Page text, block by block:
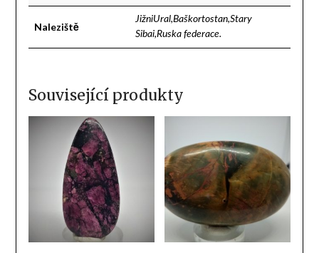
Naleziště
JižniUral,Baškortostan,Stary
Sibai,Ruska federace.
Související produkty